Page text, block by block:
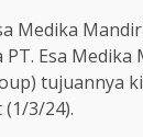
Medika
Esa Medika
tujuannya
3/24).